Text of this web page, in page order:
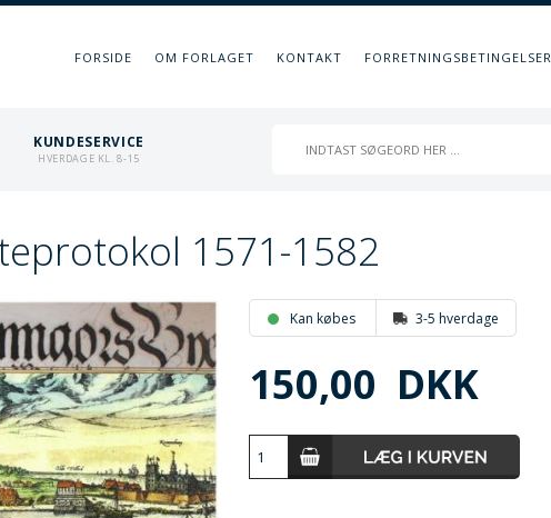
FORSIDE OM FORLAGET KONTAKT FORRETNINGSBETINGELSER
KUNDESERVICE
HVERDAGE KL. 8-15
1571-1582
Kan købes 3-5 hverdage
150,00 DKK